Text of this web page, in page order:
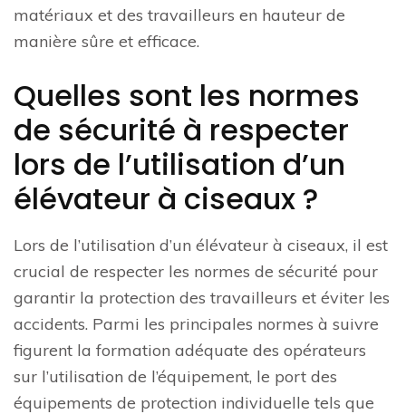
matériaux et des travailleurs en hauteur de
manière sûre et efficace.
Quelles sont les normes
de sécurité à respecter
lors de l’utilisation d’un
élévateur à ciseaux ?
Lors de l’utilisation d’un élévateur à ciseaux, il est
crucial de respecter les normes de sécurité pour
garantir la protection des travailleurs et éviter les
accidents. Parmi les principales normes à suivre
figurent la formation adéquate des opérateurs
sur l’utilisation de l’équipement, le port des
équipements de protection individuelle tels que